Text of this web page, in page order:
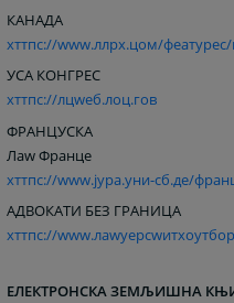
КАНАДА
хттпс://www.ллрx.цом/
УСА КОНГРЕС
хттпс://лцwеб.лоц.гов
ФРАНЦУСКА
ЛаwФранце
хттпс://www.јура.уни-сб.де/
АДВОКАТИ БЕЗ ГРАНИЦА
хттпс://
ЕЛЕКТРОНСКА ЗЕМЉИШНА